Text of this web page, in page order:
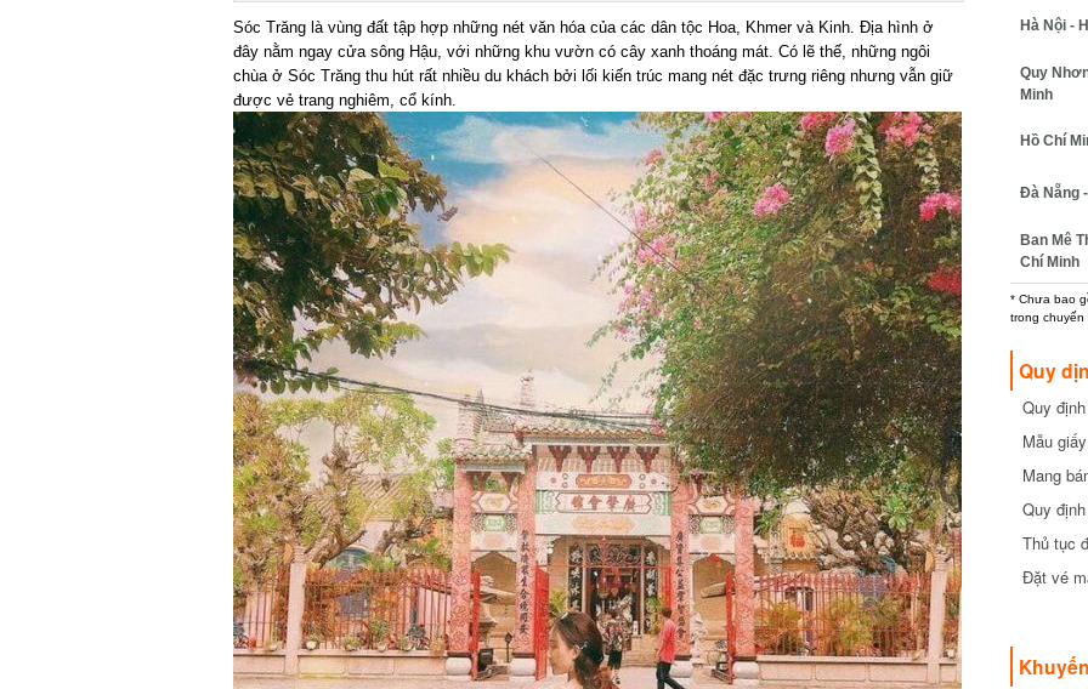
Sóc Trăng là vùng đất tập hợp những nét văn hóa của các dân tộc Hoa, Khmer và Kinh. Địa hình ở
đây nằm ngay cửa sông Hậu, với những khu vườn có cây xanh thoáng mát. Có lẽ thế, những ngôi
chùa ở Sóc Trăng thu hút rất nhiều du khách bởi lối kiến trúc mang nét đặc trưng riêng nhưng vẫn giữ
được vẻ trang nghiêm, cổ kính.
Hà Nội -
Quy Nhơn
Minh
Hồ Chí
Đà Nẵng -
Ban Mê
Chí Minh
* Chưa bao
trong chuyến
Quy
Quy
cần biết
Mẫu
Mang
Quy
Thủ tục
Đặt vé